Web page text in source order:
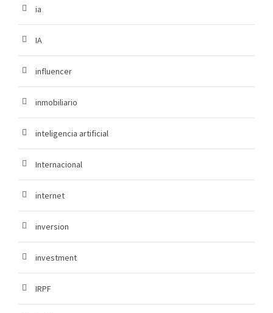
ia
IA
influencer
inmobiliario
inteligencia artificial
Internacional
internet
inversion
investment
IRPF